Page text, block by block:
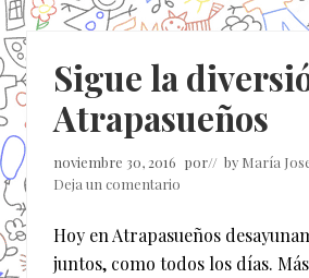
Sigue la
Atrapasueños
noviembre 30, 2016 por// by María
Deja un comentario
Hoy en Atrapasueños
juntos, como todos los días.